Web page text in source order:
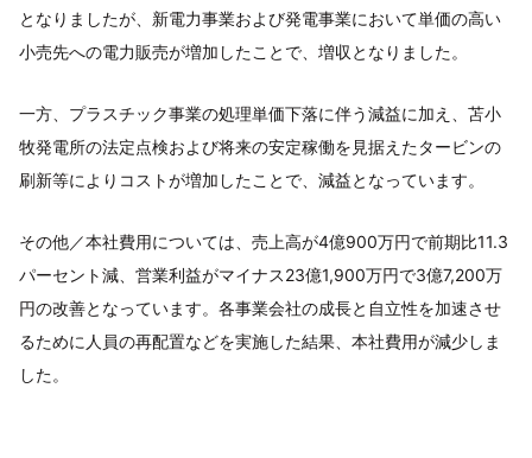
となりましたが、新電力事業および発電事業において単価の高い
小売先への電力販売が増加したことで、増収となりました。
一方、プラスチック事業の処理単価下落に伴う減益に加え、苫小
牧発電所の法定点検および将来の安定稼働を見据えたタービンの
刷新等によりコストが増加したことで、減益となっています。
その他／本社費用については、売上高が4億900万円で前期比11.3
パーセント減、営業利益がマイナス23億1,900万円で3億7,200万
円の改善となっています。各事業会社の成長と自立性を加速させ
るために人員の再配置などを実施した結果、本社費用が減少しま
した。